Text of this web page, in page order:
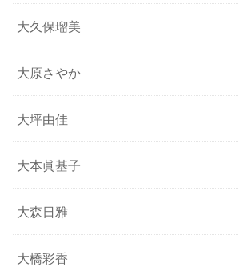
大久保瑠美
大原さやか
大坪由佳
大本眞基子
大森日雅
大橋彩香